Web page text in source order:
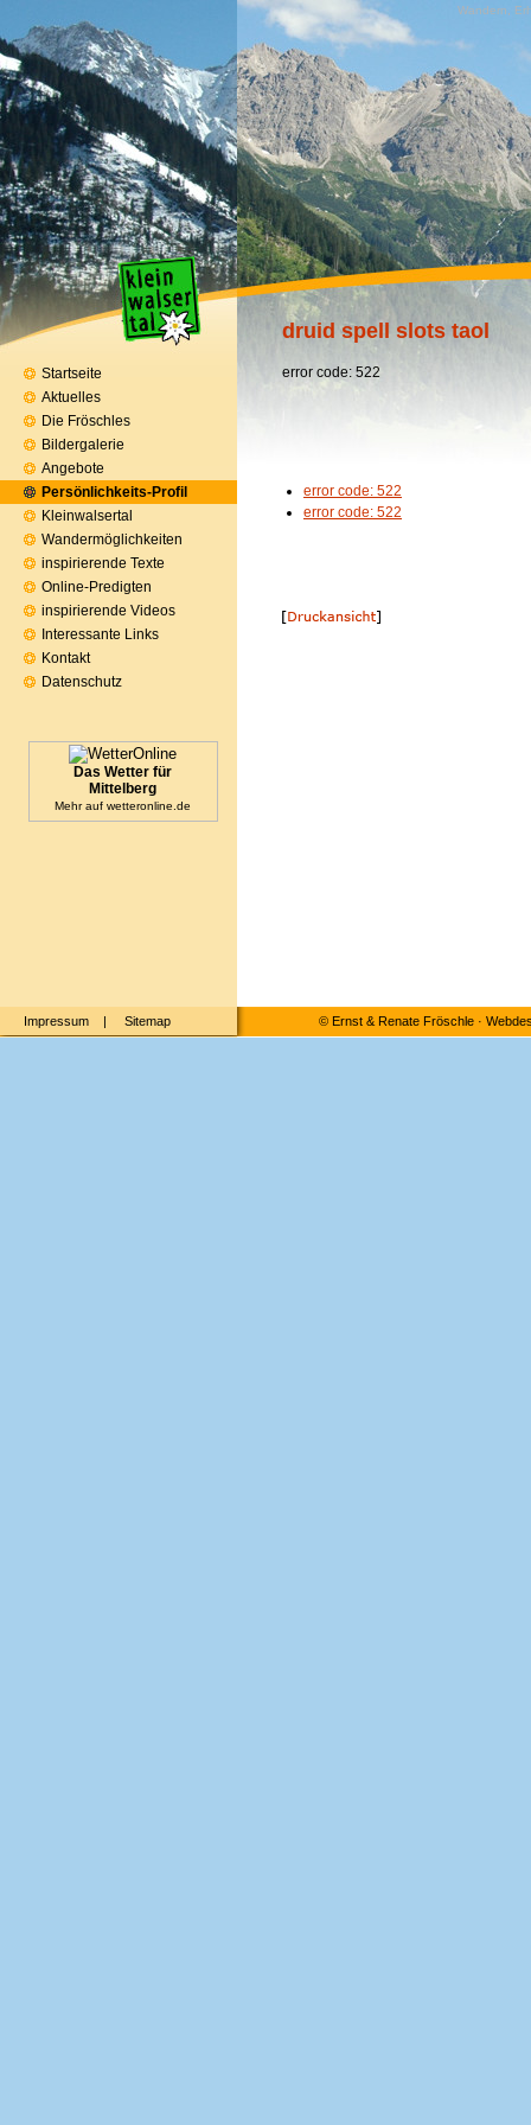
Wandern,
druid spell slots taol
error code: 522
error code: 522
error code: 522
Startseite
Aktuelles
Die Fröschles
Bildergalerie
Angebote
Persönlichkeits-Profil
Kleinwalsertal
Wandermöglichkeiten
inspirierende Texte
Online-Predigten
inspirierende Videos
Interessante Links
Kontakt
Datenschutz
Das Wetter für
Mittelberg
Mehr auf wetteronline.de
Impressum | Sitemap © Ernst & Renate Fröschle·